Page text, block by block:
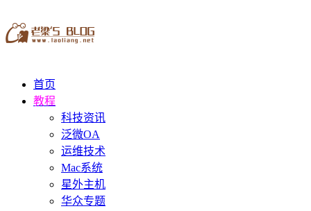
首页
教程
科技资讯
泛微OA
运维技术
Mac系统
星外主机
华众专题